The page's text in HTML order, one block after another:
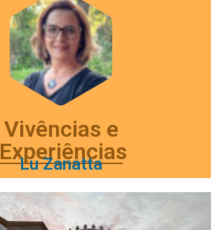
Vivências e
Experiências
Lu Zanatta